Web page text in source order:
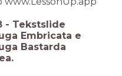
- Tekstslide
Embricata e
Bastarda